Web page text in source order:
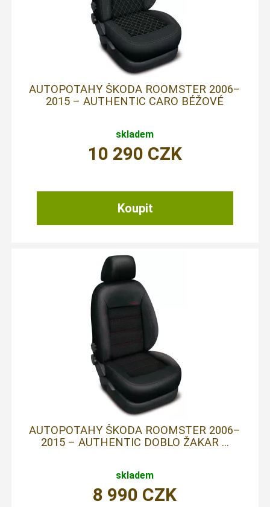
AUTOPOTAHY ŠKODA ROOMSTER 2006–
2015 – AUTHENTIC CARO BÉŽOVÉ
skladem
10 290 CZK
AUTOPOTAHY ŠKODA ROOMSTER 2006–
2015 – AUTHENTIC DOBLO ŽAKAR ...
skladem
8 990 CZK